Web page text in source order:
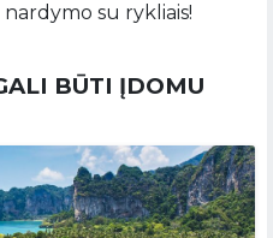
su rykliais!
BŪTI ĮDOMU